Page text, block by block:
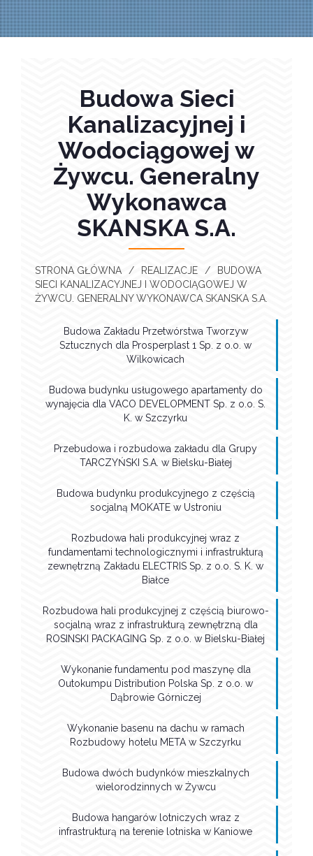
Budowa Sieci
Kanalizacyjnej i
Wodociągowej w
Żywcu. Generalny
Wykonawca
SKANSKA S.A.
STRONA GŁÓWNA / REALIZACJE /
BUDOWA
SIECI KANALIZACYJNEJ I WODOCIĄGOWEJ W
ŻYWCU. GENERALNY WYKONAWCA SKANSKA S.A.
Budowa Zakładu Przetwórstwa Tworzyw
Sztucznych dla Prosperplast 1 Sp. z o.o. w
Wilkowicach
Budowa budynku usługowego apartamenty do
wynajęcia dla VACO DEVELOPMENT Sp. z o.o. S.
K. w Szczyrku
Przebudowa i rozbudowa zakładu dla Grupy
TARCZYŃSKI S.A. w Bielsku-Białej
Budowa budynku produkcyjnego z częścią
socjalną MOKATE w Ustroniu
Rozbudowa hali produkcyjnej wraz z
fundamentami technologicznymi i infrastrukturą
zewnętrzną Zakładu ELECTRIS Sp. z o.o. S. K. w
Białce
Rozbudowa hali produkcyjnej z częścią biurowo-
socjalną wraz z infrastrukturą zewnętrzną dla
ROSINSKI PACKAGING Sp. z o.o. w Bielsku-Białej
Wykonanie fundamentu pod maszynę dla
Outokumpu Distribution Polska Sp. z o.o. w
Dąbrowie Górniczej
Wykonanie basenu na dachu w ramach
Rozbudowy hotelu META w Szczyrku
Budowa dwóch budynków mieszkalnych
wielorodzinnych w Żywcu
Budowa hangarów lotniczych wraz z
infrastrukturą na terenie lotniska w Kaniowe